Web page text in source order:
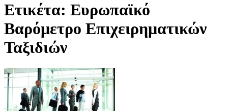
Ετικέτα: Ευρωπαϊκό
Βαρόμετρο Επιχειρηματικών
Ταξιδιών